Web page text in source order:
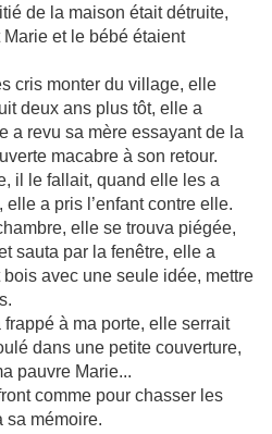
de la maison était détruite,
et le bébé étaient
cris monter du village, elle
deux ans plus tôt, elle a
a revu sa mère essayant de la
macabre à son retour.
il le fallait, quand elle les a
a pris l’enfant contre elle.
elle se trouva piégée,
sauta par la fenêtre, elle a
avec une seule idée, mettre
à ma porte, elle serrait
dans une petite couverture,
pauvre Marie...
comme pour chasser les
sa mémoire.